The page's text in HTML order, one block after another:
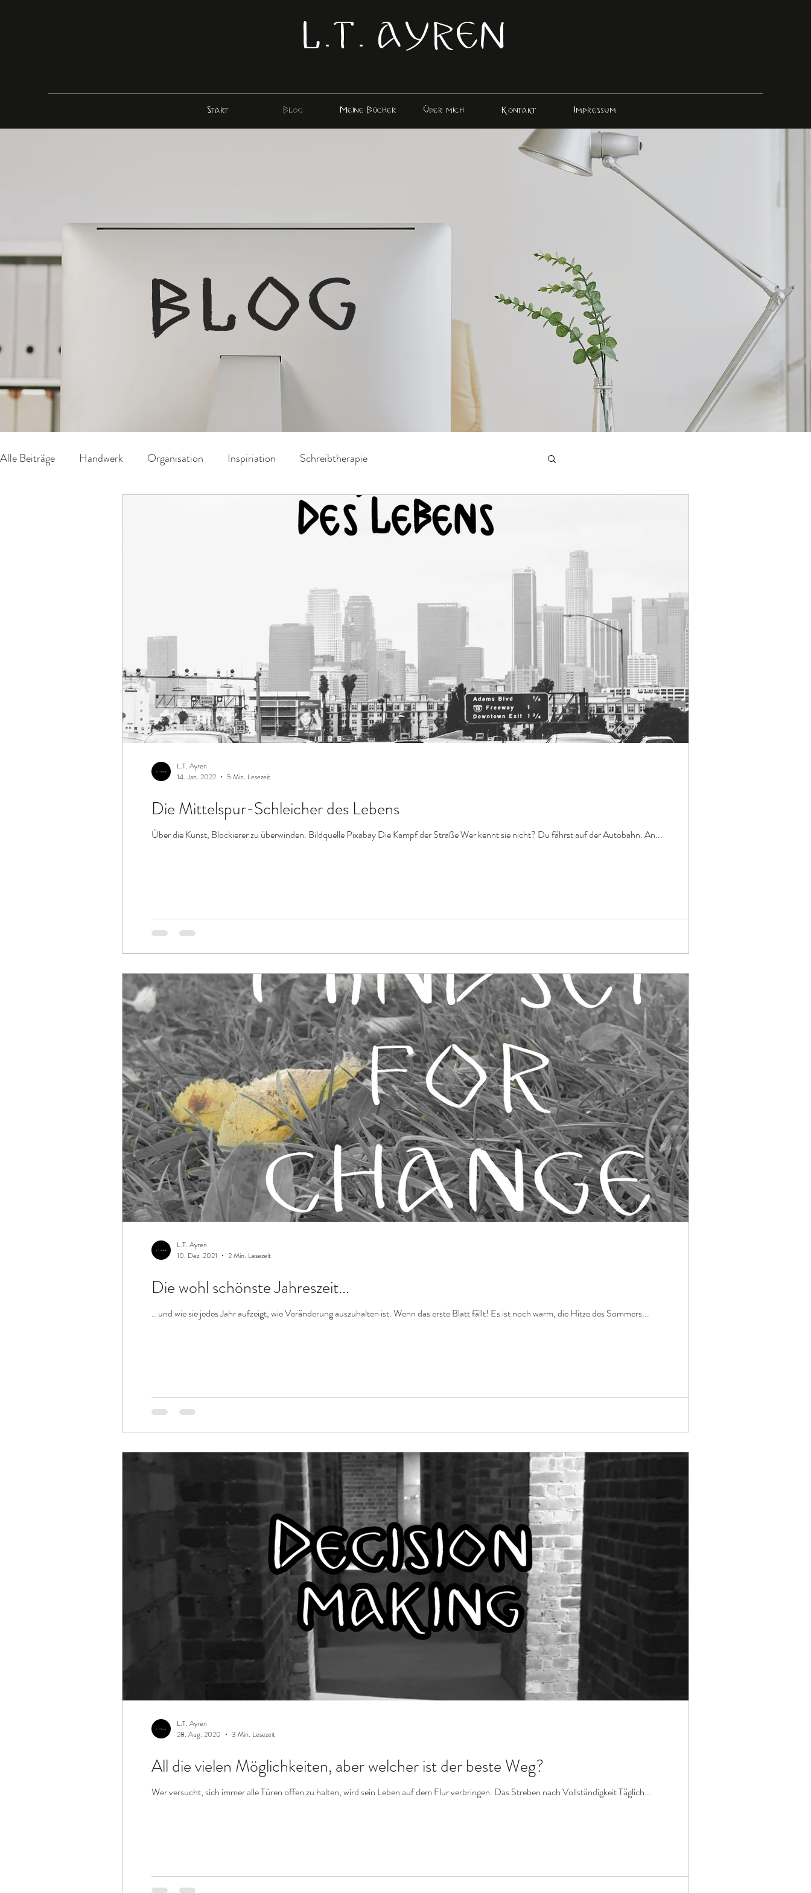
L.T. AYREN
Start Blog Meine Bücher Über mich Kontakt Impressum
BLOG
Alle Beiträge Handwerk Organisation Inspiriation Schreibtherapie
Die Mittelspur-Schleicher des Lebens
Über die Kunst, Blockierer zu überwinden. Bildquelle Pixabay Die Kampf der Straße Wer kennt sie nicht? Du fährst auf der Autobahn. An...
L.T. Ayren
14. Jan. 2022
5 Min. Lesezeit
Die wohl schönste Jahreszeit...
.. und wie sie jedes Jahr aufzeigt, wie Veränderung auszuhalten ist. Wenn das erste Blatt fällt! Es ist noch warm, die Hitze des Sommers...
L.T. Ayren
10. Dez. 2021
2 Min. Lesezeit
All die vielen Möglichkeiten, aber welcher ist der beste Weg?
Wer versucht, sich immer alle Türen offen zu halten, wird sein Leben auf dem Flur verbringen. Das Streben nach Vollständigkeit Täglich...
L.T. Ayren
28. Aug. 2020
3 Min. Lesezeit